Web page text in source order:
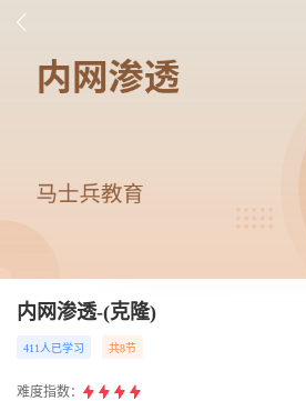
内网渗透-(克隆)
411人已学习 共8节
难度指数：